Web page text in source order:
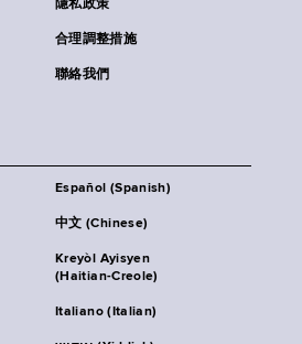
隱私政策
合理調整措施
聯絡我們
Español (Spanish)
中文 (Chinese)
Kreyòl Ayisyen
(Haitian-Creole)
Italiano (Italian)